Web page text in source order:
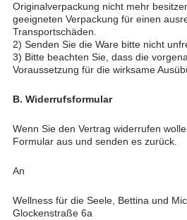
Originalverpackung nicht mehr
geeigneten Verpackung für einen
Transportschäden.
2) Senden Sie die Ware bitte nicht
3) Bitte beachten Sie, dass die
Voraussetzung für die wirksame
B. Widerrufsformular
Wenn Sie den Vertrag widerrufen
Formular aus und senden es zurück.
An
Wellness für die Seele, Bettina und
Glockenstraße 6a